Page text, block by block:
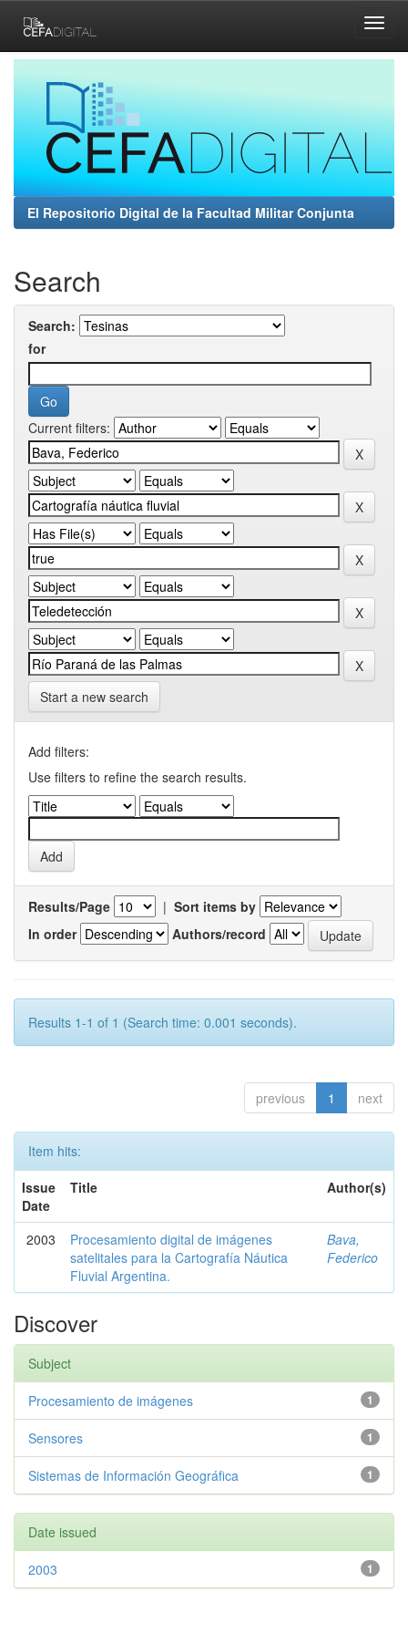
navigation
El Repositorio Digital de la Facultad Militar Conjunta
Search
Search:
for
Current filters:
Start a new search
Add filters:
Use filters to refine the search results.
Results/Page | Sort items by
In order
Authors/record
Results 1-1 of 1 (Search time: 0.001 seconds).
previous 1 next
Item hits:
Issue
Date
Title Author(s)
2003
Procesamiento digital de imágenes
satelitales para la Cartografía Náutica
Fluvial Argentina.
Bava,
Federico
Discover
Subject
1
Procesamiento de imágenes
1
Sensores
1
Sistemas de Información Geográfica
Date issued
1
2003